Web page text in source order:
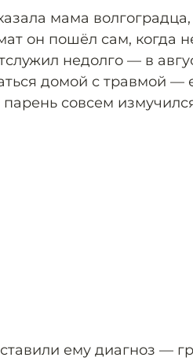
мама
он пошёл сам, когда
недолго — в
домой с травмой —
парень совсем
ему диагноз —